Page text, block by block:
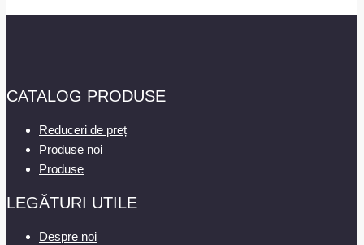
CATALOG PRODUSE
Reduceri de preț
Produse noi
Produse
LEGĂTURI UTILE
Despre noi